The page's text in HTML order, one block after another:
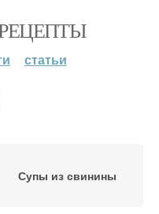
статьи
Супы из свинины